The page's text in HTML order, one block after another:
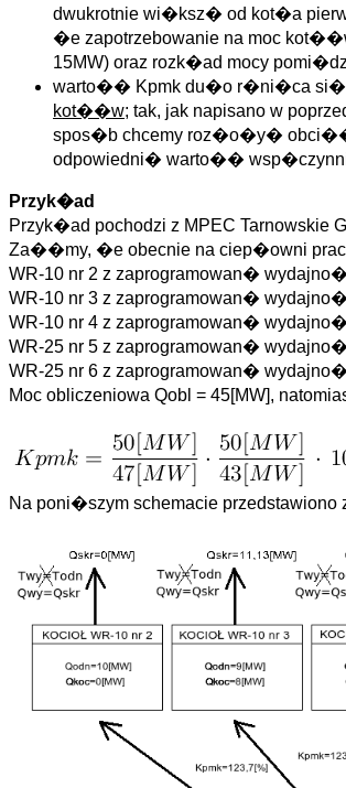
dwukrotnie wi�ksz� od kot�a
�e zapotrzebowanie na moc
15MW) oraz rozk�ad mocy
warto�� Kpmk du�o r�ni�ca si�
kot��w; tak, jak napisano w
spos�b chcemy roz�o�y�
odpowiedni� warto��
Przyk�ad
Przyk�ad pochodzi z MPEC Tarnowskie
Za��my, �e obecnie na ciep�owni
WR-10 nr 2 z zaprogramowan�
WR-10 nr 3 z zaprogramowan�
WR-10 nr 4 z zaprogramowan�
WR-25 nr 5 z zaprogramowan�
WR-25 nr 6 z zaprogramowan�
Moc obliczeniowa Qobl = 45[MW],
Na poni�szym schemacie